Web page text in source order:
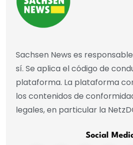
Sachsen News es
sí. Se aplica el código de
plataforma. La plataforma
los contenidos de
legales, en particular la
Social